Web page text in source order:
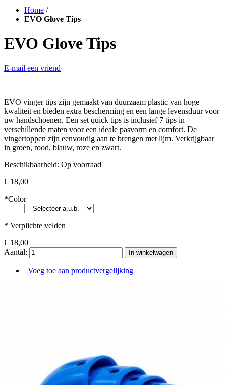
Home /
EVO Glove Tips
EVO Glove Tips
E-mail een vriend
EVO vinger tips zijn gemaakt van duurzaam plastic van hoge
kwaliteit en bieden extra bescherming en een lange levensduur voor
uw handschoenen. Een set quick tips is inclusief 7 tips in
verschillende maten voor een ideale pasvorm en comfort. De
vingertoppen zijn eenvoudig aan te brengen met lijm. Verkrijgbaar
in groen, rood, blauw, roze en zwart.
Beschikbaarheid: Op voorraad
€ 18,00
*Color
* Verplichte velden
€ 18,00
Aantal:
In winkelwagen
Voeg toe aan productvergelijking